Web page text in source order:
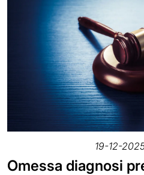
19-12-
Omessa diagnosi